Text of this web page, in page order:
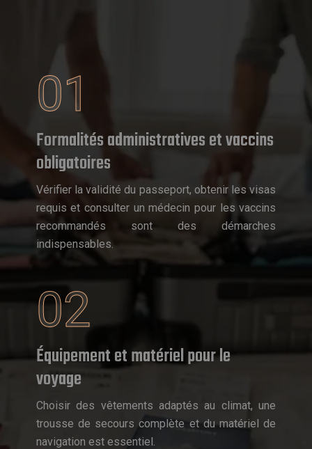
01
Formalités administratives et vaccins
obligatoires
Vérifier la validité du passeport, obtenir les visas
requis et consulter un médecin pour les vaccins
recommandés sont des démarches
indispensables.
02
Équipement et matériel pour le
voyage
Choisir des vêtements adaptés au climat, une
trousse de secours complète et du matériel de
navigation est essentiel.